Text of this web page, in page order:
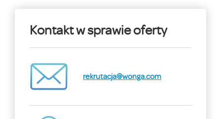
Kontakt w sprawie oferty
rekrutacja@wonga.com